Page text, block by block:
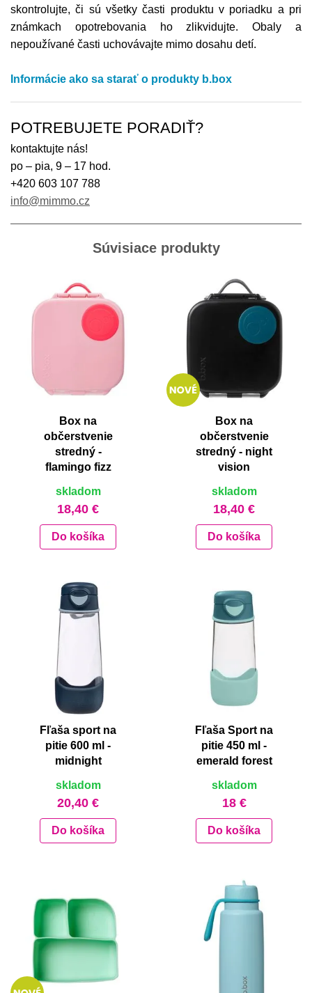
skontrolujte, či sú všetky časti produktu v poriadku a pri
známkach opotrebovania ho zlikvidujte. Obaly a
nepoužívané časti uchovávajte mimo dosahu detí.
Informácie ako sa starať o produkty b.box
POTREBUJETE PORADIŤ?
kontaktujte nás!
po – pia, 9 – 17 hod.
+420 603 107 788
info@mimmo.cz
Súvisiace produkty
Box na
občerstvenie
stredný -
flamingo fizz
skladom
18,40 €
Do košíka
Box na
občerstvenie
stredný - night
vision
skladom
18,40 €
Do košíka
Fľaša sport na
pitie 600 ml -
midnight
skladom
20,40 €
Do košíka
Fľaša Sport na
pitie 450 ml -
emerald forest
skladom
18 €
Do košíka